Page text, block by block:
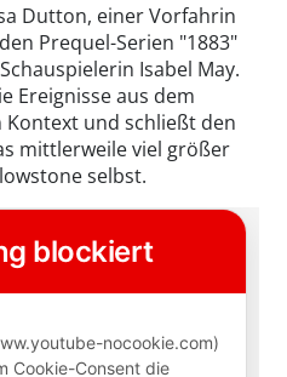
Dutton, einer Vorfahrin
Prequel-Serien "1883"
Isabel May.
Ereignisse aus dem
und schließt den
mittlerweile viel größer
selbst.